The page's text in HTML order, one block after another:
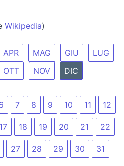
Wikipedia)
APR MAG GIU
LUG
OTT NOV DIC
7 8 9 10 11 12
17 18 19 20 21 22
27 28 29 30 31